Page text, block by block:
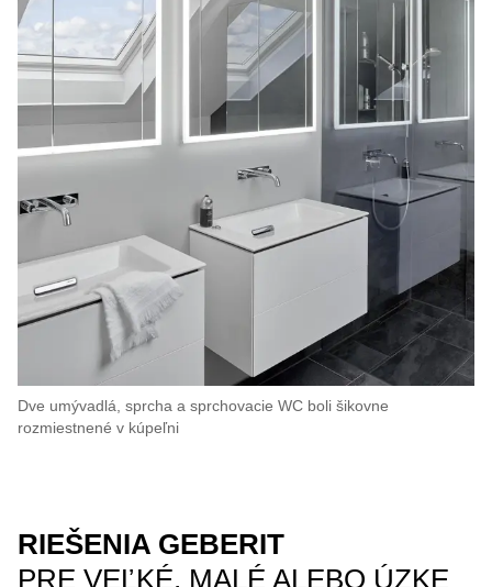
Dve umývadlá, sprcha a sprchovacie WC boli šikovne
rozmiestnené v kúpeľni
RIEŠENIA GEBERIT
PRE VEĽKÉ, MALÉ ALEBO ÚZKE